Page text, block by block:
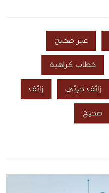
غير صحيح
خطاب كراهية
زائف جزئي زائف
صحيح